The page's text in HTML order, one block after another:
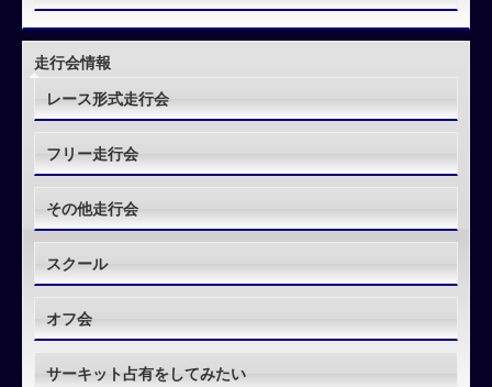
走行会情報
レース形式走行会
フリー走行会
その他走行会
スクール
オフ会
サーキット占有をしてみたい